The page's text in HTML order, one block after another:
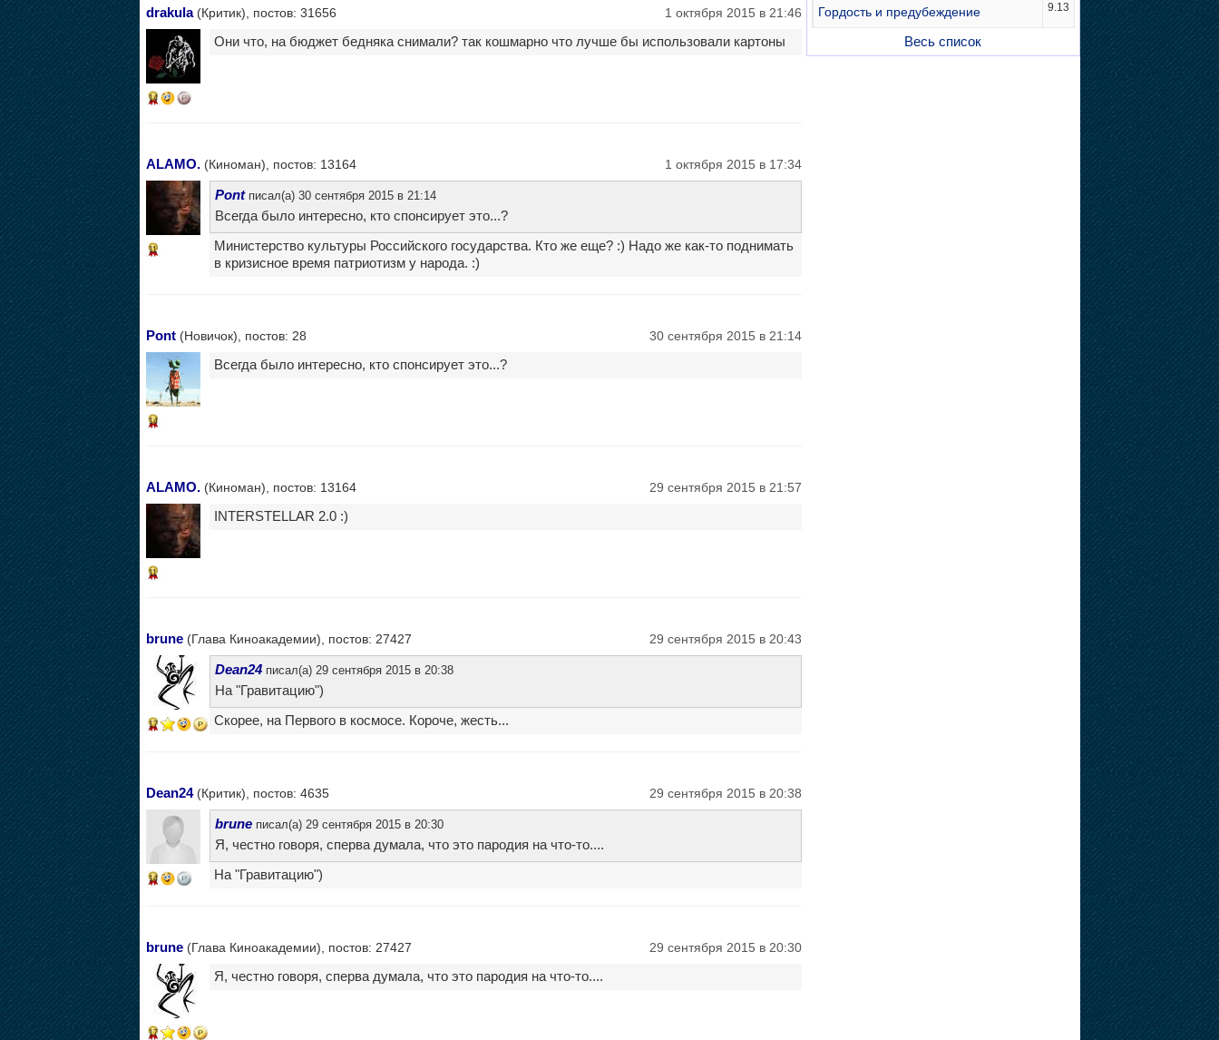
drakula(Критик), постов: 31656 1 октября 2015 в 21:46
14
Они что, на бюджет бедняка снимали? так кошмарно что лучше бы использовали картоны
ALAMO.(Киноман), постов: 13164 1 октября 2015 в 17:34
11
Pontписал(а) 30 сентября 2015 в 21:14
Всегда было интересно, кто спонсирует это...?
Министерство культуры Российского государства. Кто же еще? :) Надо же как-то поднимать
в кризисное время патриотизм у народа. :)
Pont(Новичок), постов: 28 30 сентября 2015 в 21:14
14
Всегда было интересно, кто спонсирует это...?
ALAMO.(Киноман), постов: 13164 29 сентября 2015 в 21:57
11
INTERSTELLAR 2.0 :)
brune(Глава Киноакадемии), постов: 27427 29 сентября 2015 в 20:43
17
Dean24писал(а) 29 сентября 2015 в 20:38
На "Гравитацию")
Скорее, на Первого в космосе. Короче, жесть...
Dean24(Критик), постов: 4635 29 сентября 2015 в 20:38
14
bruneписал(а) 29 сентября 2015 в 20:30
Я, честно говоря, сперва думала, что это пародия на что-то....
На "Гравитацию")
brune(Глава Киноакадемии), постов: 27427 29 сентября 2015 в 20:30
17
Я, честно говоря, сперва думала, что это пародия на что-то....
Гордость и предубеждение 9.13
Весь список